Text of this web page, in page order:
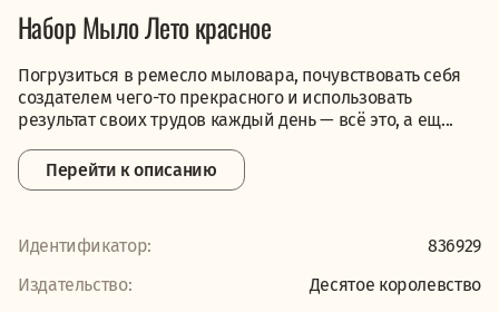
Набор Мыло Лето красное
Погрузиться в ремесло мыловара, почувствовать себя
создателем чего-то прекрасного и использовать
результат своих трудов каждый день — всё это, а ещ...
Перейти к описанию
Идентификатор:
836929
Издательство:
Десятое королевство